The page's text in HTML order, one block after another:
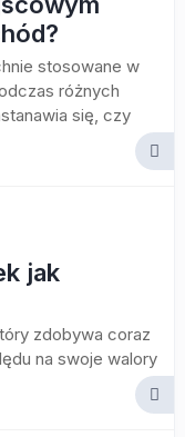
stosowane w
różnych
się, czy
jak
zdobywa coraz
na swoje walory